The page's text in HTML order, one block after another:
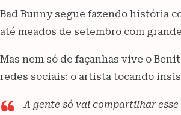
Bad Bunny segue fazendo história
até meados de setembro com
Mas nem só de façanhas vive o
redes sociais: o artista tocando
A gente só vai compartilhar